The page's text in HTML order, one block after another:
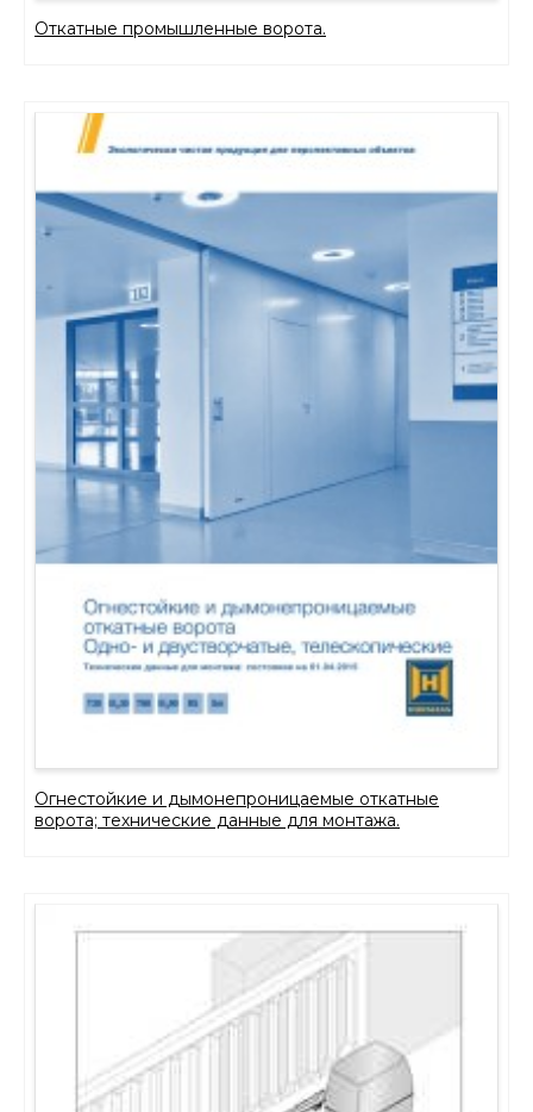
Откатные промышленные ворота.
Огнестойкие и дымонепроницаемые откатные
ворота; технические данные для монтажа.